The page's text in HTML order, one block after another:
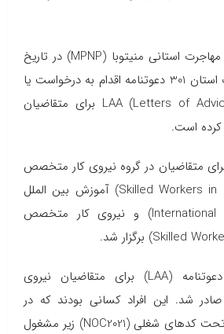
در انتخاب اخیر برنامه مهاجرت استانی منیتوبا (MPNP) در تاریخ
16 نوامبر، اداره مهاجرت استان 301 دعوتنامه اقدام به درخواست یا
همان LAA (Letters of Advice to Apply) برای متقاضیان
کرده است.
متقاضیان در گروه نیروی کار متخصص
در منیتوبا (Skilled Workers in Manitoba) آموزش بین الملل
(International Education Stream) و نیروی کار متخصص
در این انتخاب 92 دعوتنامه (LAA) برای متقاضیان نیروی
شد. این افراد کسانی بودند که در
گروه‌های شغلی اصلی تحت کدهای شغلی (NOC2021) زیر مشغول